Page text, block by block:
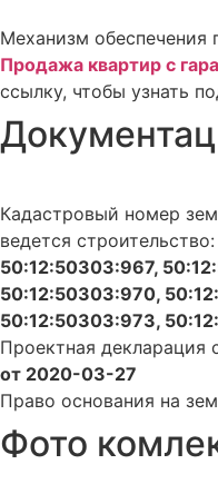
Механизм обеспечения
Продажа квартир с
ссылку, чтобы узнать
Кадастровый номер
ведется строительство:
50:12:50303:967,
50:12:50303:970,
50:12:50303:973,
Проектная декларация
от 2020-03-27
Право основания на
Фото